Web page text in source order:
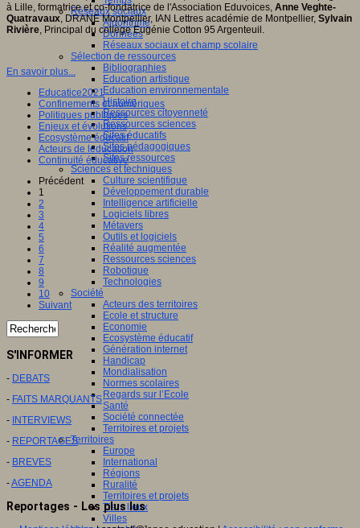
Réseaux sociaux
Algorithme
Données
Réseaux sociaux et champ scolaire
Sélection de ressources
Bibliographies
Education artistique
Education environnementale
Histoire
Ressources citoyenneté
Ressources sciences
Sites éducatifs
Sites pédagogiques
Sites ressources
Sciences et techniques
Culture scientifique
Développement durable
Intelligence artificielle
Logiciels libres
Métavers
Outils et logiciels
Réalité augmentée
Ressources sciences
Robotique
Technologies
Société
Acteurs des territoires
Ecole et structure
Economie
Ecosystème éducatif
Génération internet
Handicap
Mondialisation
Normes scolaires
Regards sur l’Ecole
Santé
Société connectée
Territoires et projets
Territoires
Europe
International
Régions
Ruralité
Territoires et projets
Tiers lieux
Villes
à Lille, formatrice et co-fondatrice de l'Association Eduvoices, Anne Veghte-
Quatravaux, DRANE Montpellier, IAN Lettres académie de Montpellier, Sylvain
Rivière, Principal du collège Eugénie Cotton 95 Argenteuil.
En savoir plus...
Educatice2021
Confinements et numériques
Politiques publiques
Enjeux et évolutions
Ecosystème éducatif
Acteurs de leducation
Continuité éducative
Précédent
1
2
3
4
5
6
7
8
9
10
Suivant
S'INFORMER
- DEBATS
- FAITS MARQUANTS
- INTERVIEWS
- REPORTAGES
- BREVES
-AGENDA
Reportages - Les plus lus